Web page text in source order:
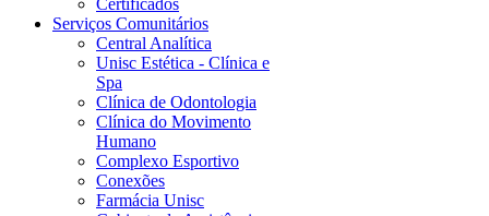
Certificados
Serviços Comunitários
Central Analítica
Unisc Estética - Clínica e
Spa
Clínica de Odontologia
Clínica do Movimento
Humano
Complexo Esportivo
Conexões
Farmácia Unisc